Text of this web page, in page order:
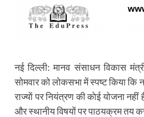
नई दिल्ली: मानव संसाधन विकास
सोमवार को लोकसभा में स्पष्ट किया कि
राज्याें पर नियंत्रण की काेई योजना
और स्थानीय विषयों पर पाठयक्रम तय